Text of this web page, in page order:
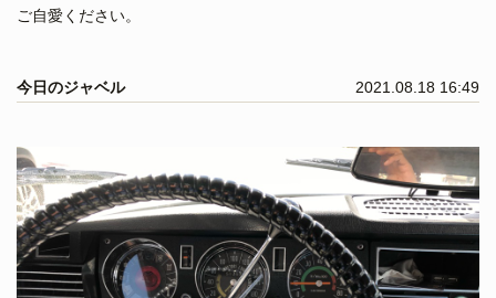
ご自愛ください。
今日のジャベル 2021.08.18 16:49